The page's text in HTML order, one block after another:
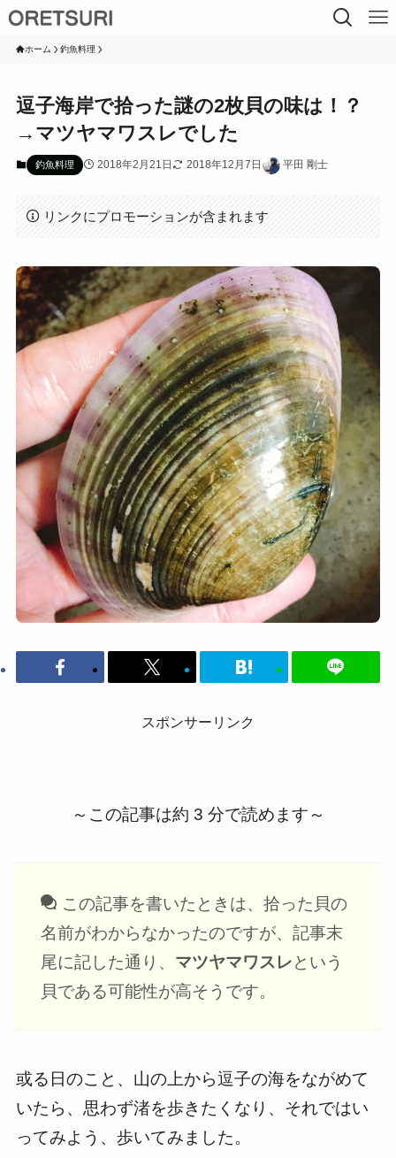
ホーム 釣魚料理
逗子海岸で拾った謎の2枚貝の味は！？
→マツヤマワスレでした
釣魚料理 2018年2月21日 2018年12月7日 平田 剛士
リンクにプロモーションが含まれます
スポンサーリンク
～この記事は約 3 分で読めます～
この記事を書いたときは、拾った貝の
名前がわからなかったのですが、記事末
尾に記した通り、 マツヤマワスレという
貝である可能性が高そうです。
或る日のこと、山の上から逗子の海をながめて
いたら、思わず渚を歩きたくなり、それではい
ってみよう、歩いてみました。